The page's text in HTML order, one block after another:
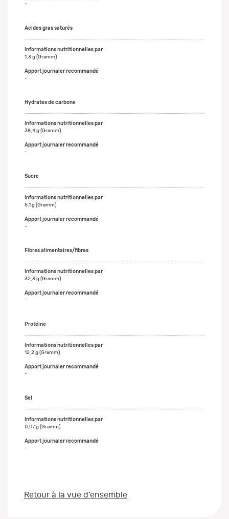
-
Acides gras saturés
1,3 g (Gramm)
-
Hydrates de carbone
38,4 g (Gramm)
-
Sucre
5,1 g (Gramm)
-
Fibres alimentaires/fibres
32,3 g (Gramm)
-
Protéine
12,2 g (Gramm)
-
Sel
0,07 g (Gramm)
-
Retour à la vue d’ensemble